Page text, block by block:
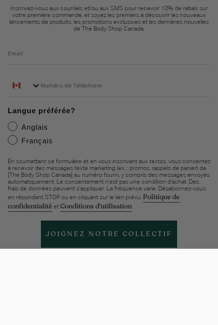
Inscrivez-vous aux courriels et/ou aux SMS pour recevoir 10% de rabais sur
votre première commande, et soyez les premiers à découvrir les nouveaux
lancements de produits, les promotions exclusives et les dernières nouvelles
de The Body Shop Canada.
Langue préférée?
Anglais
Français
En soumettant ce formulaire et en vous inscrivant aux textos, vous consentez
à recevoir des messages texte marketing (ex. : promos, rappels de panier) de
[The Body Shop Canada] au numéro fourni, y compris des messages envoyés
automatiquement. Le consentement n’est pas une condition d’achat. Des
frais de données peuvent s’appliquer. La fréquence varie. Désabonnez-vous
en répondant STOP ou en cliquant sur le lien prévu. Politique de
confidentialité et Conditions d'utilisation.
JOIGNEZ NOTRE COLLECTIF